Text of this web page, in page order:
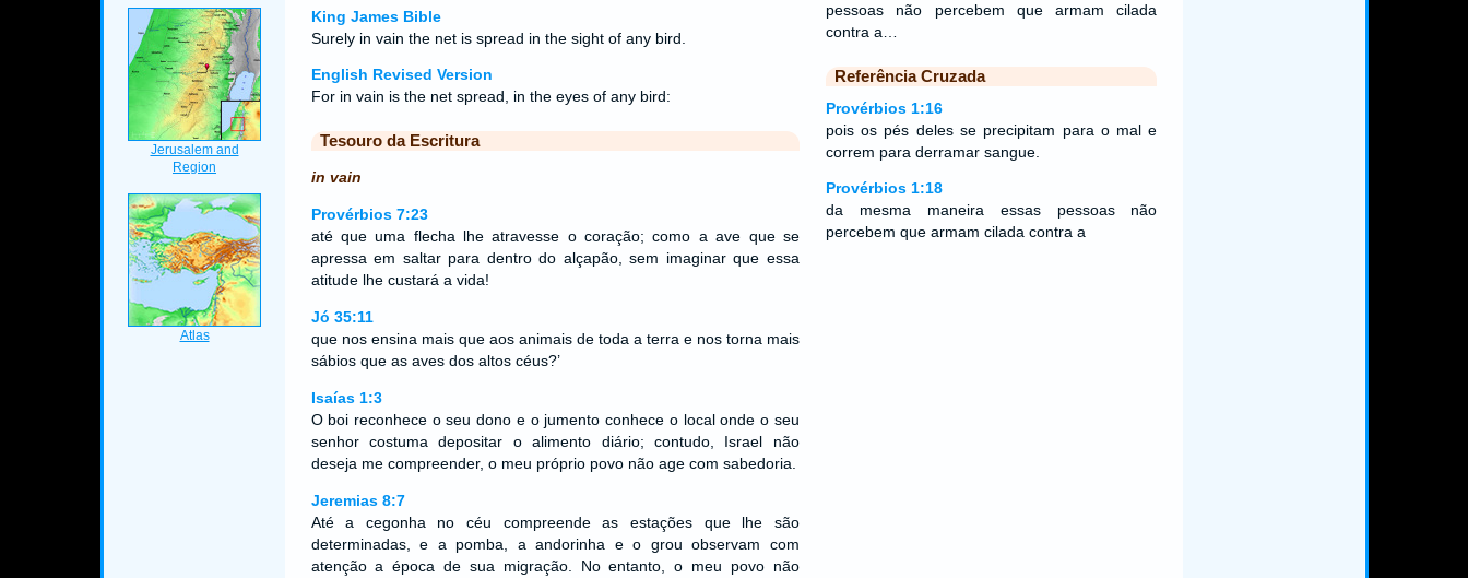
King James Bible
Surely in vain the net is spread in the sight of any bird.
English Revised Version
For in vain is the net spread, in the eyes of any bird:
Tesouro da Escritura
in vain
Provérbios 7:23
até que uma flecha lhe atravesse o coração; como a ave que se
apressa em saltar para dentro do alçapão, sem imaginar que essa
atitude lhe custará a vida!
Jó 35:11
que nos ensina mais que aos animais de toda a terra e nos torna mais
sábios que as aves dos altos céus?’
Isaías 1:3
O boi reconhece o seu dono e o jumento conhece o local onde o seu
senhor costuma depositar o alimento diário; contudo, Israel não
deseja me compreender, o meu próprio povo não age com sabedoria.
Jeremias 8:7
Até a cegonha no céu compreende as estações que lhe são
determinadas, e a pomba, a andorinha e o grou observam com
atenção a época de sua migração. No entanto, o meu povo não
pessoas não percebem que armam cilada
contra a…
Referência Cruzada
Provérbios 1:16
pois os pés deles se precipitam para o mal e
correm para derramar sangue.
Provérbios 1:18
da mesma maneira essas pessoas não
percebem que armam cilada contra a